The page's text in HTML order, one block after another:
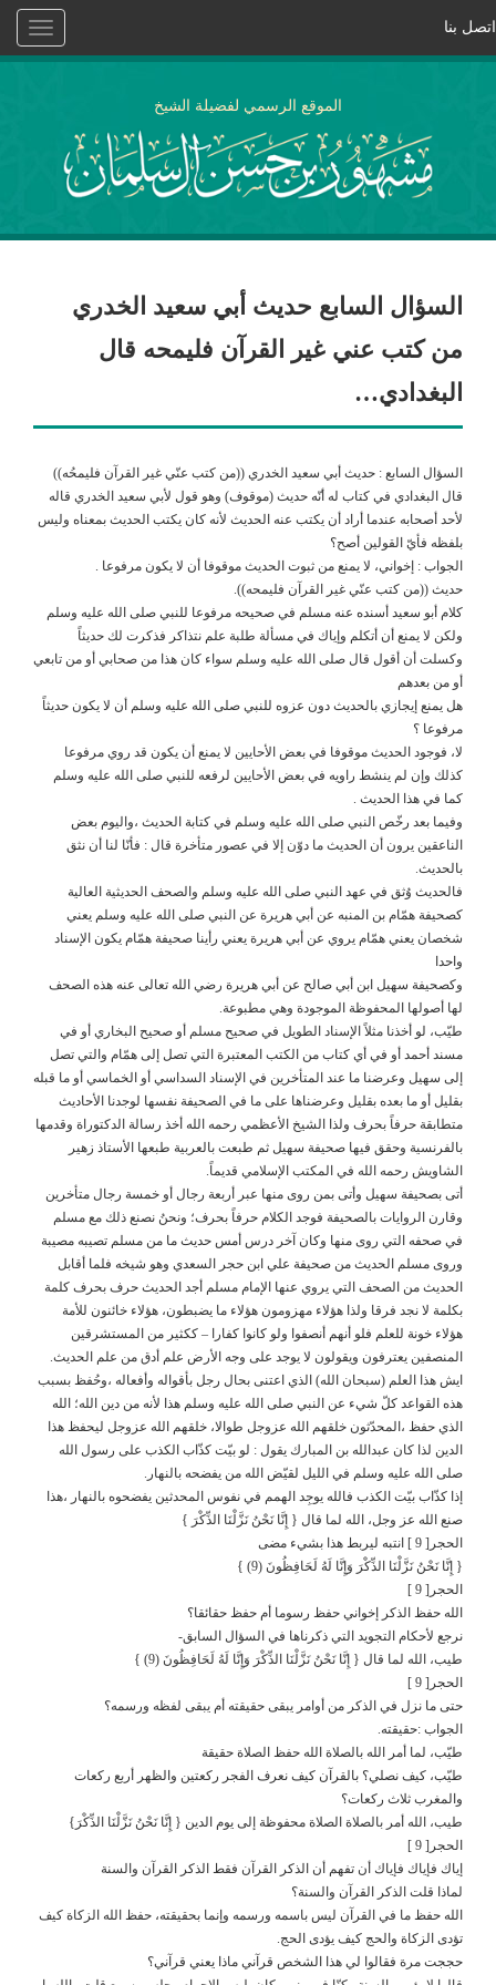
Toggle
اتصل بنا
الموقع الرسمي لفضيلة الشيخ
السؤال السابع حديث أبي سعيد الخدري
من كتب عني غير القرآن فليمحه قال
البغدادي…
السؤال السابع : حديث أبي سعيد الخدري ((من كتب عنّي غير القرآن فليمحُه))
قال البغدادي في كتاب له أنّه حديث (موقوف) وهو قول لأبي سعيد الخدري قاله
لأحد أصحابه عندما أراد أن يكتب عنه الحديث لأنه كان يكتب الحديث بمعناه وليس
بلفظه فأيّ القولين أصح؟
الجواب : إخواني، لا يمنع من ثبوت الحديث موقوفا أن لا يكون مرفوعا .
حديث ((من كتب عنّي غير القرآن فليمحه)).
كلام أبو سعيد أسنده عنه مسلم في صحيحه مرفوعا للنبي صلى الله عليه وسلم
ولكن لا يمنع أن أتكلم وإياك في مسألة طلبة علم نتذاكر فذكرت لك حديثاً
وكسلت أن أقول قال صلى الله عليه وسلم سواء كان هذا من صحابي أو من تابعي
أو من بعدهم
هل يمنع إيجازي بالحديث دون عزوه للنبي صلى الله عليه وسلم أن لا يكون حديثاً
مرفوعا ؟
لا، فوجود الحديث موقوفا في بعض الأحايين لا يمنع أن يكون قد روي مرفوعا
كذلك وإن لم ينشط راويه في بعض الأحايين لرفعه للنبي صلى الله عليه وسلم
كما في هذا الحديث .
وفيما بعد رخّص النبي صلى الله عليه وسلم في كتابة الحديث ،واليوم بعض
الناعقين يرون أن الحديث ما دوّن إلا في عصور متأخرة قال : فأنّا لنا أن نثق
بالحديث.
فالحديث وُثق في عهد النبي صلى الله عليه وسلم والصحف الحديثية العالية
كصحيفة همّام بن المنبه عن أبي هريرة عن النبي صلى الله عليه وسلم يعني
شخصان يعني همّام يروي عن أبي هريرة يعني رأينا صحيفة همّام يكون الإسناد
واحدا
وكصحيفة سهيل ابن أبي صالح عن أبي هريرة رضي الله تعالى عنه هذه الصحف
لها أصولها المحفوظة الموجودة وهي مطبوعة.
طيّب، لو أخذنا مثلاً الإسناد الطويل في صحيح مسلم أو صحيح البخاري أو في
مسند أحمد أو في أي كتاب من الكتب المعتبرة التي تصل إلى همّام والتي تصل
إلى سهيل وعرضنا ما عند المتأخرين في الإسناد السداسي أو الخماسي أو ما قبله
بقليل أو ما بعده بقليل وعرضناها على ما في الصحيفة نفسها لوجدنا الأحاديث
متطابقة حرفاً بحرف ولذا الشيخ الأعظمي رحمه الله أخذ رسالة الدكتوراة وقدمها
بالفرنسية وحقق فيها صحيفة سهيل ثم طبعت بالعربية طبعها الأستاذ زهير
الشاويش رحمه الله في المكتب الإسلامي قديماً.
أتى بصحيفة سهيل وأتى بمن روى منها عبر أربعة رجال أو خمسة رجال متأخرين
وقارن الروايات بالصحيفة فوجد الكلام حرفاً بحرف؛ ونحنُ نصنع ذلك مع مسلم
في صحفه التي روى منها وكان آخر درس أمس حديث ما من مسلم تصيبه مصيبة
وروى مسلم الحديث من صحيفة علي ابن حجر السعدي وهو شيخه فلما أقابل
الحديث من الصحف التي يروي عنها الإمام مسلم أجد الحديث حرف بحرف كلمة
بكلمة لا نجد فرقا ولذا هؤلاء مهزومون هؤلاء ما يضبطون، هؤلاء خائنون للأمة
هؤلاء خونة للعلم فلو أنهم أنصفوا ولو كانوا كفارا – ككثير من المستشرقين
المنصفين يعترفون ويقولون لا يوجد على وجه الأرض علم أدق من علم الحديث.
ايش هذا العلم (سبحان الله) الذي اعتنى بحال رجل بأقواله وأفعاله ،وحُفظ بسبب
هذه القواعد كلّ شيء عن النبي صلى الله عليه وسلم هذا لأنه من دين الله؛ الله
الذي حفظ ،المحدّثون خلقهم الله عزوجل طوالا، خلقهم الله عزوجل ليحفظ هذا
الدين لذا كان عبدالله بن المبارك يقول : لو بيّت كذّاب الكذب على رسول الله
صلى الله عليه وسلم في الليل لقيّض الله من يفضحه بالنهار.
إذا كذّاب بيّت الكذب فالله يوجِد الهمم في نفوس المحدثين يفضحوه بالنهار ،هذا
صنع الله عز وجل، الله لما قال { إِنَّا نَحْنُ نَزَّلْنَا الذِّكْرَ }
الحجر[ 9 ] انتبه ليربط هذا بشيء مضى
{ إِنَّا نَحْنُ نَزَّلْنَا الذِّكْرَ وَإِنَّا لَهُ لَحَافِظُونَ (9) }
الحجر[ 9 ]
الله حفظ الذكر إخواني حفظ رسوما أم حفظ حقائقا؟
نرجع لأحكام التجويد التي ذكرناها في السؤال السابق-
طيب، الله لما قال { إِنَّا نَحْنُ نَزَّلْنَا الذِّكْرَ وَإِنَّا لَهُ لَحَافِظُونَ (9) }
الحجر[ 9 ]
حتى ما نزل في الذكر من أوامر يبقى حقيقته أم يبقى لفظه ورسمه؟
الجواب :حقيقته.
طيّب، لما أمر الله بالصلاة الله حفظ الصلاة حقيقة
طيّب، كيف نصلي؟ بالقرآن كيف نعرف الفجر ركعتين والظهر أربع ركعات
والمغرب ثلاث ركعات؟
طيب، الله أمر بالصلاة الصلاة محفوظة إلى يوم الدين { إِنَّا نَحْنُ نَزَّلْنَا الذِّكْرَ}
الحجر[ 9 ]
إياك فإياك فإياك أن تفهم أن الذكر القرآن فقط الذكر القرآن والسنة
لماذا قلت الذكر القرآن والسنة؟
الله حفظ ما في القرآن ليس باسمه ورسمه وإنما بحقيقته، حفظ الله الزكاة كيف
تؤدى الزكاة والحج كيف يؤدى الحج.
حججت مرة فقالوا لي هذا الشخص قرآني ماذا يعني قرآني؟